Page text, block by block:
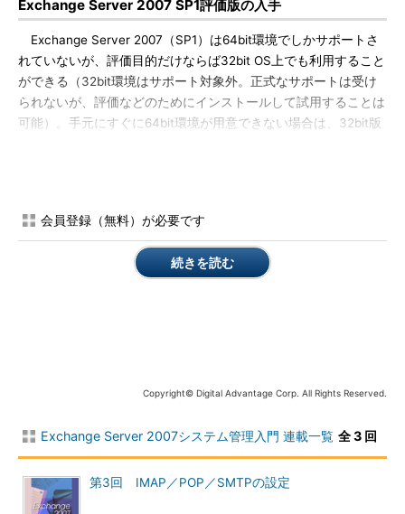
Exchange Server 2007 SP1評価版の入手
Exchange Server 2007（SP1）は64bit環境でしかサポートさ
れていないが、評価目的だけならば32bit OS上でも利用すること
ができる（32bit環境はサポート対象外。正式なサポートは受け
られないが、評価などのためにインストールして試用することは
可能）。手元にすぐに64bit環境が用意できない場合は、32bit版
には64bit環境と同じものが利用できる。
Exchange Server 2007に対しては、現在のところSP1が提供さ
できる。また120日経過するまでに製品を購入してプロダクト・
できるようになっている（32bit版の場合はプロダクト・キーを
価したければ、TechNetサブスクリプションなどで入手するとよ
い。
会員登録（無料）が必要です
続きを読む
Copyright© Digital Advantage Corp. All Rights Reserved.
Exchange Server 2007システム管理入門 連載一覧 全 3 回
第3回 IMAP／POP／SMTPの設定